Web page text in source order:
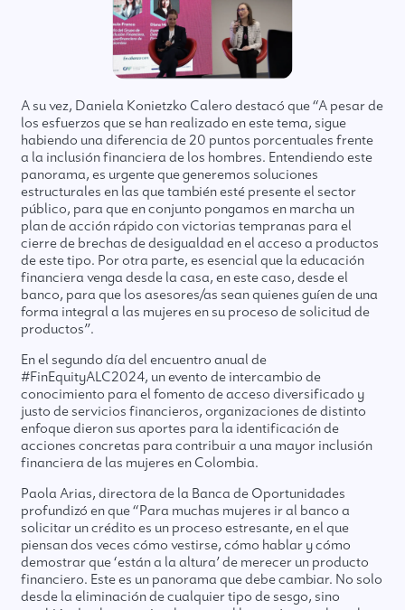
A su vez, Daniela Konietzko Calero destacó que “A pesar de
los esfuerzos que se han realizado en este tema, sigue
habiendo una diferencia de 20 puntos porcentuales frente
a la inclusión financiera de los hombres. Entendiendo este
panorama, es urgente que generemos soluciones
estructurales en las que también esté presente el sector
público, para que en conjunto pongamos en marcha un
plan de acción rápido con victorias tempranas para el
cierre de brechas de desigualdad en el acceso a productos
de este tipo. Por otra parte, es esencial que la educación
financiera venga desde la casa, en este caso, desde el
banco, para que los asesores/as sean quienes guíen de una
forma integral a las mujeres en su proceso de solicitud de
productos”.
En el segundo día del encuentro anual de
#FinEquityALC2024, un evento de intercambio de
conocimiento para el fomento de acceso diversificado y
justo de servicios financieros, organizaciones de distinto
enfoque dieron sus aportes para la identificación de
acciones concretas para contribuir a una mayor inclusión
financiera de las mujeres en Colombia.
Paola Arias, directora de la Banca de Oportunidades
profundizó en que “Para muchas mujeres ir al banco a
solicitar un crédito es un proceso estresante, en el que
piensan dos veces cómo vestirse, cómo hablar y cómo
demostrar que ‘están a la altura’ de merecer un producto
financiero. Este es un panorama que debe cambiar. No solo
desde la eliminación de cualquier tipo de sesgo, sino